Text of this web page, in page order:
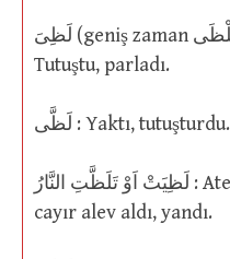
لَظِىَ (geniş zaman يَلْظَى mastar isim لَظًى):
Tutuştu, parladı.
لَظَّى : Yaktı, tutuşturdu.
لَظِيَتْ اَوْ تَلَظَّتِ النَّارُ : Ateş, ışık saçarak ve cayır
cayır alev aldı, yandı.